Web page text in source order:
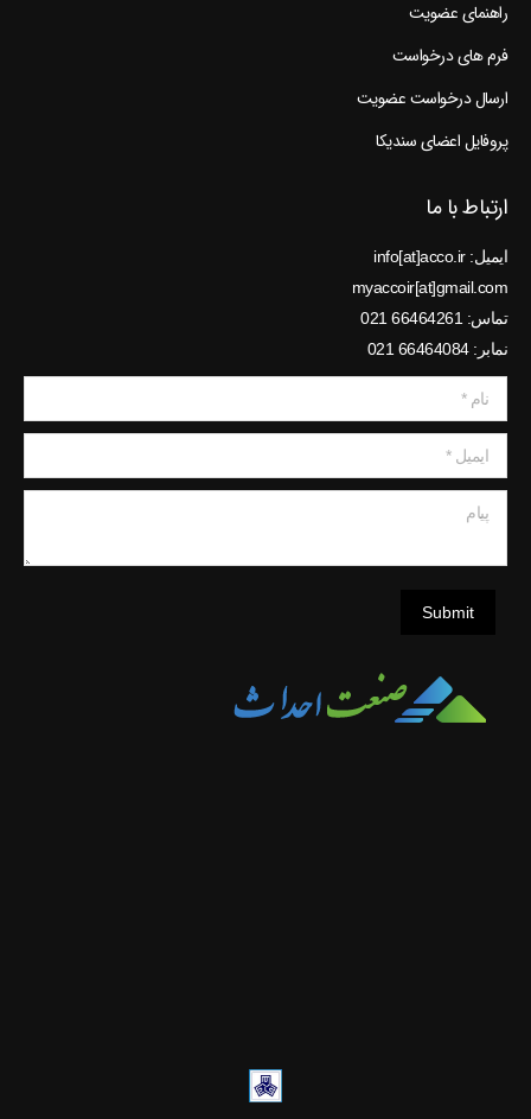
راهنمای عضویت
فرم های درخواست
ارسال درخواست عضویت
پروفایل اعضای سندیکا
ارتباط با ما
ایمیل: info[at]acco.ir
myaccoir[at]gmail.com
تماس: 66464261 021
نمابر: 66464084 021
نام *
ایمیل *
Submit